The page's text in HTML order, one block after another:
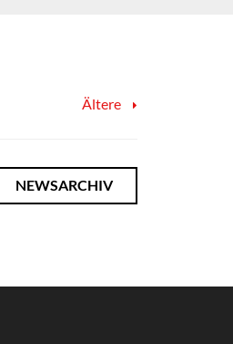
Ältere
NEWSARCHIV